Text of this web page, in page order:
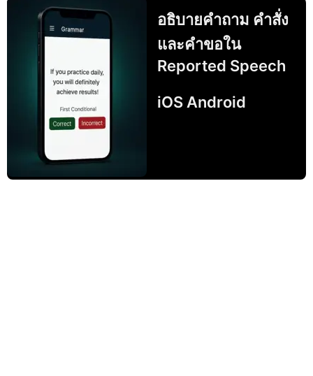
อธิบายคำถาม คำสั่ง
และคำขอใน
Reported Speech
iOS Android